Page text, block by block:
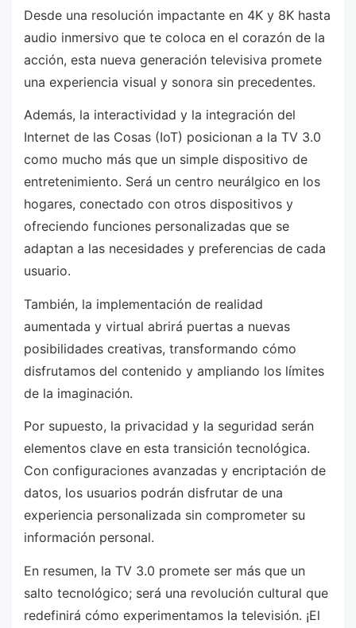
Desde una resolución impactante en 4K y 8K hasta
audio inmersivo que te coloca en el corazón de la
acción, esta nueva generación televisiva promete
una experiencia visual y sonora sin precedentes.
Además, la interactividad y la integración del
Internet de las Cosas (IoT) posicionan a la TV 3.0
como mucho más que un simple dispositivo de
entretenimiento. Será un centro neurálgico en los
hogares, conectado con otros dispositivos y
ofreciendo funciones personalizadas que se
adaptan a las necesidades y preferencias de cada
usuario.
También, la implementación de realidad
aumentada y virtual abrirá puertas a nuevas
posibilidades creativas, transformando cómo
disfrutamos del contenido y ampliando los límites
de la imaginación.
Por supuesto, la privacidad y la seguridad serán
elementos clave en esta transición tecnológica.
Con configuraciones avanzadas y encriptación de
datos, los usuarios podrán disfrutar de una
experiencia personalizada sin comprometer su
información personal.
En resumen, la TV 3.0 promete ser más que un
salto tecnológico; será una revolución cultural que
redefinirá cómo experimentamos la televisión. ¡El